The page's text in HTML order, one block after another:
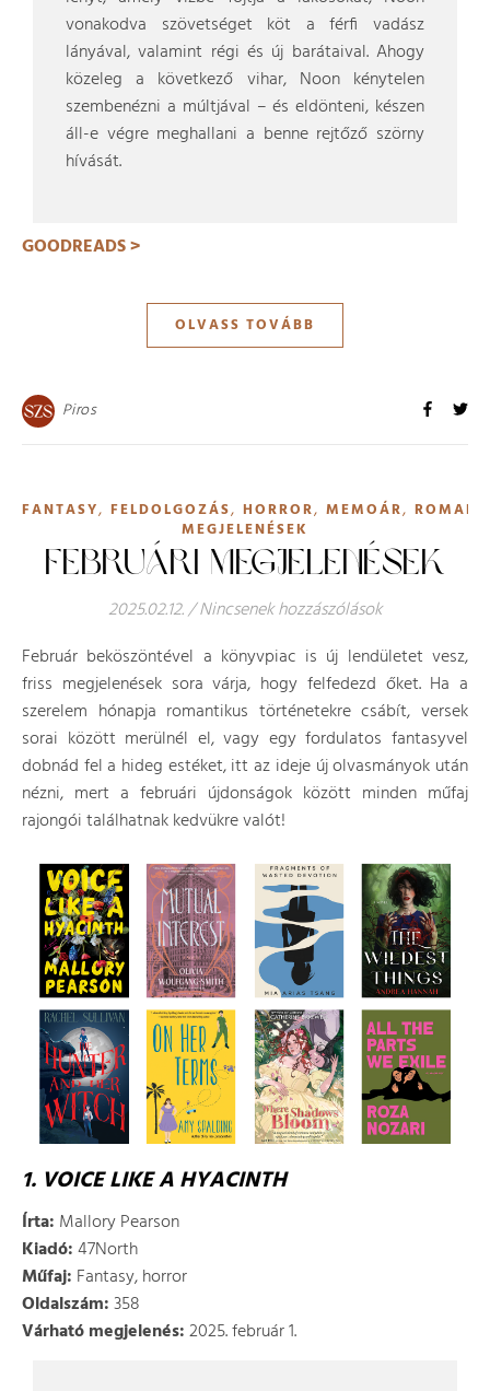
vonakodva szövetséget köt a férfi vadász
lányával, valamint régi és új barátaival. Ahogy
közeleg a következő vihar, Noon kénytelen
szembenézni a múltjával – és eldönteni, készen
áll-e végre meghallani a benne rejtőző szörny
hívását.
GOODREADS >
OLVASS TOVÁBB
Piros
FANTASY, FELDOLGOZÁS, HORROR, MEMOÁR,
MEGJELENÉSEK
FEBRUÁRI MEGJELENÉSEK
2025.02.12./Nincsenek hozzászólások
Február beköszöntével a könyvpiac is új lendületet vesz,
friss megjelenések sora várja, hogy felfedezd őket. Ha a
szerelem hónapja romantikus történetekre csábít, versek
sorai között merülnél el, vagy egy fordulatos fantasyvel
dobnád fel a hideg estéket, itt az ideje új olvasmányok után
nézni, mert a februári újdonságok között minden műfaj
rajongói találhatnak kedvükre valót!
1. VOICE LIKE A HYACINTH
Írta: Mallory Pearson
Kiadó:47North
Műfaj: Fantasy, horror
Oldalszám:358
Várható megjelenés:2025. február 1.